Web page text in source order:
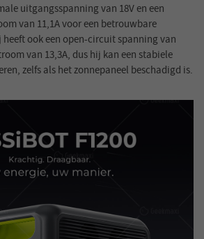
uitgangsspanning van 18V en een
van 11,1A voor een betrouwbare
ook een open-circuit spanning van
van 13,3A, dus hij kan een stabiele
zelfs als het zonnepaneel beschadigd is.